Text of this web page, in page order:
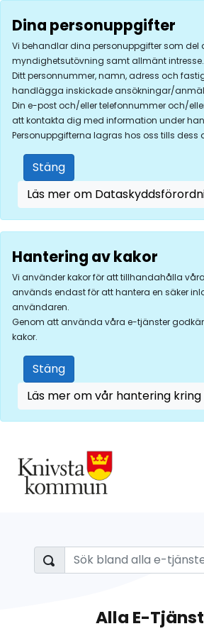
Dina personuppgifter
Vi behandlar dina personuppgifter som del
myndighetsutövning samt allmänt intresse.
Ditt personnummer, namn, adress och
handlägga inskickade ansökningar/
Din e-post och/eller telefonnummer och/
att kontakta dig med information under
Personuppgifterna lagras hos oss tills dess
Stäng
Läs mer om
Hantering av kakor
Vi använder kakor för att tillhandahålla
används endast för att hantera en säker
användaren.
Genom att använda våra e-tjänster
kakor.
Stäng
Läs mer om vår hantering
Alla E-